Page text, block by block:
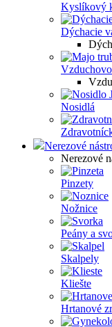
Kyslíkový
Dýchacie
Nosidlá
Nerezové
Nerezové
Pinzety
Nožnice
Peány a
Skalpely
Kliešte
Hrtanové